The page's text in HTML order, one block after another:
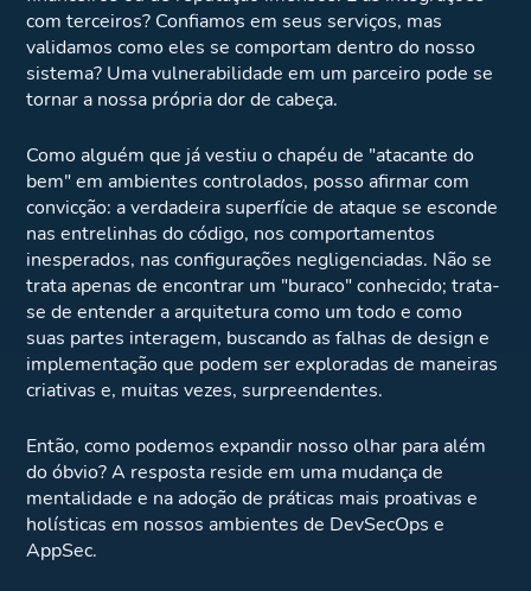
com terceiros? Confiamos em seus serviços, mas
validamos como eles se comportam dentro do nosso
sistema? Uma vulnerabilidade em um parceiro pode se
tornar a nossa própria dor de cabeça.
Como alguém que já vestiu o chapéu de "atacante do
bem" em ambientes controlados, posso afirmar com
convicção: a verdadeira superfície de ataque se esconde
nas entrelinhas do código, nos comportamentos
inesperados, nas configurações negligenciadas. Não se
trata apenas de encontrar um "buraco" conhecido; trata-
se de entender a arquitetura como um todo e como
suas partes interagem, buscando as falhas de design e
implementação que podem ser exploradas de maneiras
criativas e, muitas vezes, surpreendentes.
Então, como podemos expandir nosso olhar para além
do óbvio? A resposta reside em uma mudança de
mentalidade e na adoção de práticas mais proativas e
holísticas em nossos ambientes de DevSecOps e
AppSec.